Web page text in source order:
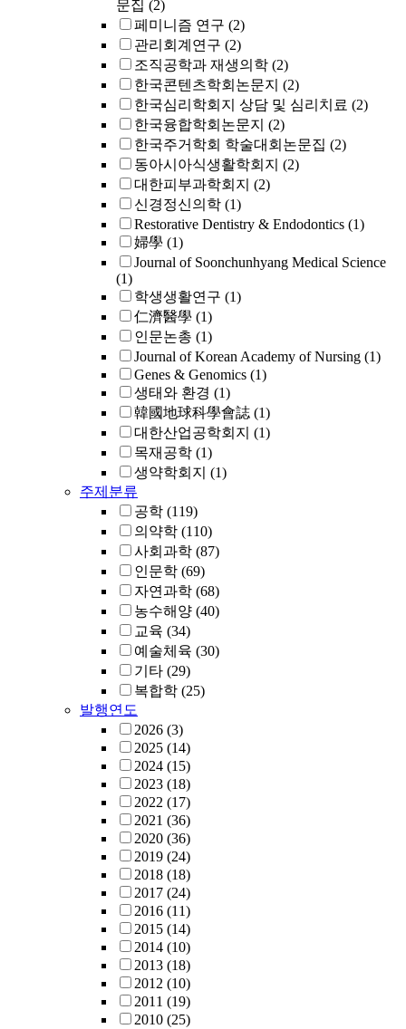
문집 (2)
페미니즘 연구 (2)
관리회계연구 (2)
조직공학과 재생의학 (2)
한국콘텐츠학회논문지 (2)
한국심리학회지 상담 및 심리치료 (2)
한국융합학회논문지 (2)
한국주거학회 학술대회논문집 (2)
동아시아식생활학회지 (2)
대한피부과학회지 (2)
신경정신의학 (1)
Restorative Dentistry & Endodontics (1)
婦學 (1)
Journal of Soonchunhyang Medical Science
(1)
학생생활연구 (1)
仁濟醫學 (1)
인문논총 (1)
Journal of Korean Academy of Nursing (1)
Genes & Genomics (1)
생태와 환경 (1)
韓國地球科學會誌 (1)
대한산업공학회지 (1)
목재공학 (1)
생약학회지 (1)
주제분류
공학 (119)
의약학 (110)
사회과학 (87)
인문학 (69)
자연과학 (68)
농수해양 (40)
교육 (34)
예술체육 (30)
기타 (29)
복합학 (25)
발행연도
2026 (3)
2025 (14)
2024 (15)
2023 (18)
2022 (17)
2021 (36)
2020 (36)
2019 (24)
2018 (18)
2017 (24)
2016 (11)
2015 (14)
2014 (10)
2013 (18)
2012 (10)
2011 (19)
2010 (25)